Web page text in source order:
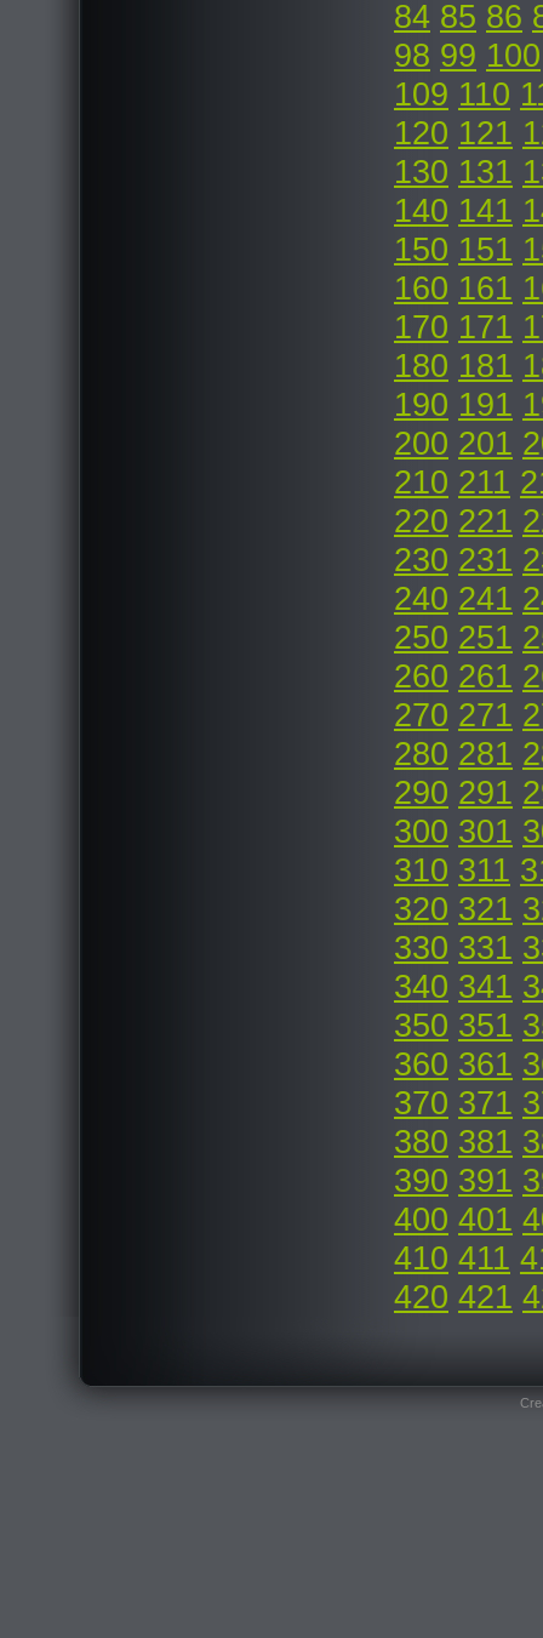
84 85 86
98 99 100
109 110
120 121
130 131
140 141
150 151
160 161
170 171
180 181
190 191
200 201
210 211
220 221
230 231
240 241
250 251
260 261
270 271
280 281
290 291
300 301
310 311
320 321
330 331
340 341
350 351
360 361
370 371
380 381
390 391
400 401
410 411
420 421